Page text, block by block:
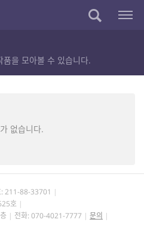
을 모아볼 수 있습니다.
없습니다.
211-88-33701
호
전화: 070-4021-7777
문의